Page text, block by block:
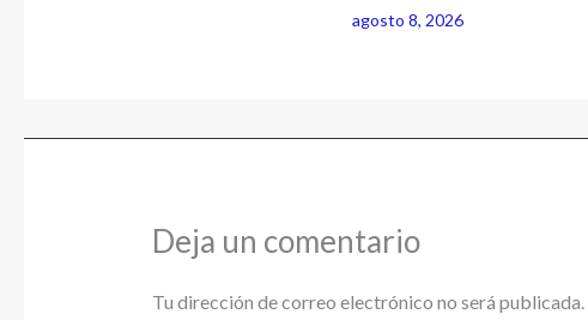
agosto 8, 2026
Deja un comentario
Tu dirección de correo electrónico no será publicada.